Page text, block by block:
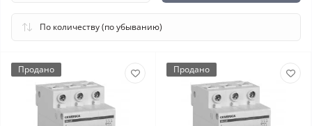
Продано Продано